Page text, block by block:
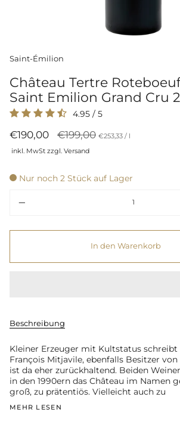
Saint-Émilion
Château Tertre Roteboeuf
Saint Emilion Grand Cru
4.95 / 5
€190,00
Regulärer
Preis
€199,00 Preis
€253,33 /per
l
inkl. MwSt zzgl. Versand
Nur noch 2 Stück auf Lager
In den Warenkorb
Beschreibung
Kleiner Erzeuger mit Kultstatus schreibt
François Mitjavile, ebenfalls Besitzer von
ist da eher zurückhaltend. Beiden
in den 1990ern das Château im Namen
groß, zu prätentiös. Vielleicht auch zu
MEHR LESEN